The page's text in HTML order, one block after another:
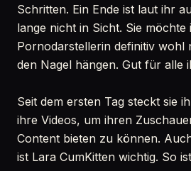
Schritten. Ein Ende ist laut ihr
lange nicht in Sicht. Sie
Pornodarstellerin definitiv wohl
den Nagel hängen. Gut für alle
Seit dem ersten Tag steckt sie
ihre Videos, um ihren
Content bieten zu können.
ist Lara CumKitten wichtig. So